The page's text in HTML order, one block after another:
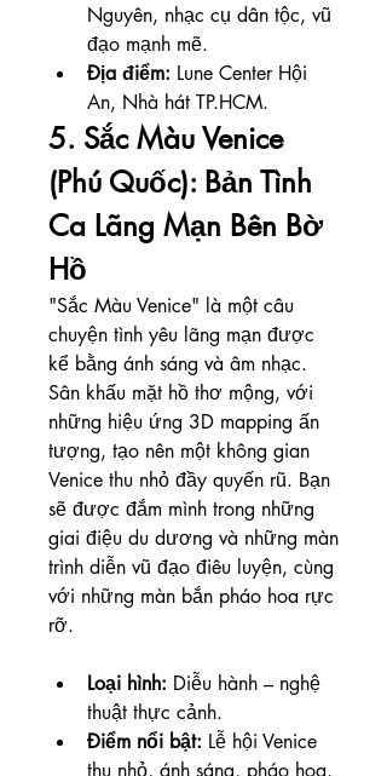
Nguyên, nhạc cụ dân tộc, vũ
đạo mạnh mẽ.
Địa điểm: Lune Center Hội
An, Nhà hát TP.HCM.
5. Sắc Màu Venice
(Phú Quốc): Bản Tình
Ca Lãng Mạn Bên Bờ
Hồ
"Sắc Màu Venice" là một câu
chuyện tình yêu lãng mạn được
kể bằng ánh sáng và âm nhạc.
Sân khấu mặt hồ thơ mộng, với
những hiệu ứng 3D mapping ấn
tượng, tạo nên một không gian
Venice thu nhỏ đầy quyến rũ. Bạn
sẽ được đắm mình trong những
giai điệu du dương và những màn
trình diễn vũ đạo điêu luyện, cùng
với những màn bắn pháo hoa rực
rỡ.
Loại hình: Diễu hành – nghệ
thuật thực cảnh.
Điểm nổi bật: Lễ hội Venice
thu nhỏ, ánh sáng, pháo hoa,